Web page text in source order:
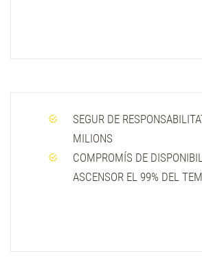
SEGUR DE
MILIONS
COMPROMÍS DE
ASCENSOR EL 99% DEL